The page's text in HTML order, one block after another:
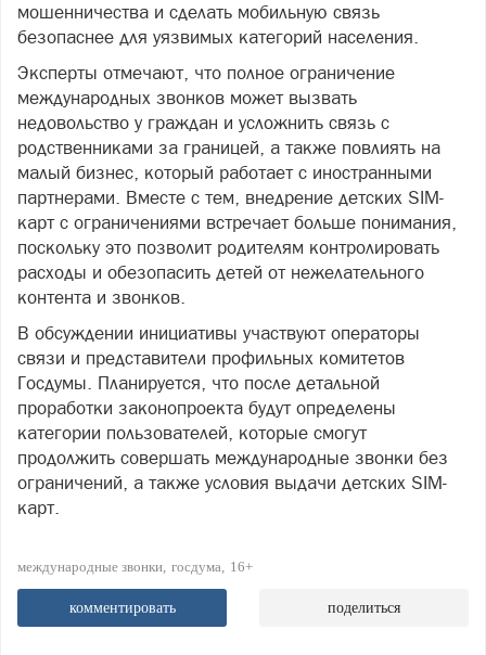
мошенничества и сделать мобильную связь
безопаснее для уязвимых категорий населения.
Эксперты отмечают, что полное ограничение
международных звонков может вызвать
недовольство у граждан и усложнить связь с
родственниками за границей, а также повлиять на
малый бизнес, который работает с иностранными
партнерами. Вместе с тем, внедрение детских SIM-
карт с ограничениями встречает больше понимания,
поскольку это позволит родителям контролировать
расходы и обезопасить детей от нежелательного
контента и звонков.
В обсуждении инициативы участвуют операторы
связи и представители профильных комитетов
Госдумы. Планируется, что после детальной
проработки законопроекта будут определены
категории пользователей, которые смогут
продолжить совершать международные звонки без
ограничений, а также условия выдачи детских SIM-
карт.
международные звонки госдума 16+
комментировать поделиться